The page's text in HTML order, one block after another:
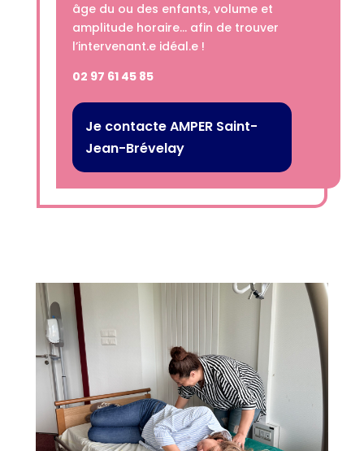
âge du ou des enfants, volume et
amplitude horaire… afin de trouver
l’intervenant.e idéal.e !
02 97 61 45 85
Je contacte AMPER Saint-
Jean-Brévelay